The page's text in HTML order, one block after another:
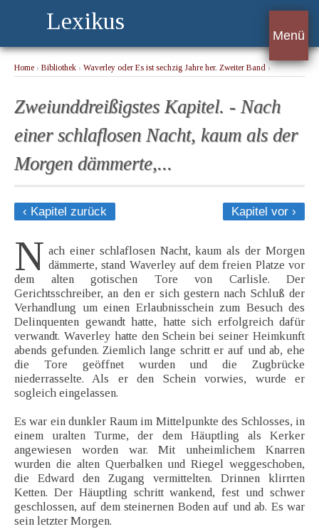
Lexikus
Menü
Home › Bibliothek › Waverley oder Es ist sechzig Jahre her. Zweiter Band ›
Zweiunddreißigstes Kapitel. - Nach
einer schlaflosen Nacht, kaum als der
Morgen dämmerte,...
‹ Kapitel zurück Kapitel vor ›
N ach einer schlaflosen Nacht, kaum als der Morgen
dämmerte, stand Waverley auf dem freien Platze vor
dem alten gotischen Tore von Carlisle. Der
Gerichtsschreiber, an den er sich gestern nach Schluß der
Verhandlung um einen Erlaubnisschein zum Besuch des
Delinquenten gewandt hatte, hatte sich erfolgreich dafür
verwandt. Waverley hatte den Schein bei seiner Heimkunft
abends gefunden. Ziemlich lange schritt er auf und ab, ehe
die Tore geöffnet wurden und die Zugbrücke
niederrasselte. Als er den Schein vorwies, wurde er
sogleich eingelassen.
Es war ein dunkler Raum im Mittelpunkte des Schlosses, in
einem uralten Turme, der dem Häuptling als Kerker
angewiesen worden war. Mit unheimlichem Knarren
wurden die alten Querbalken und Riegel weggeschoben,
die Edward den Zugang vermittelten. Drinnen klirrten
Ketten. Der Häuptling schritt wankend, fest und schwer
geschlossen, auf dem steinernen Boden auf und ab. Es war
sein letzter Morgen.